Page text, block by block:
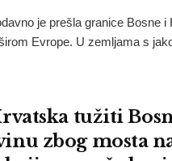
je prešla granice Bosne i
Evrope. U zemljama s
tužiti
zbog mosta